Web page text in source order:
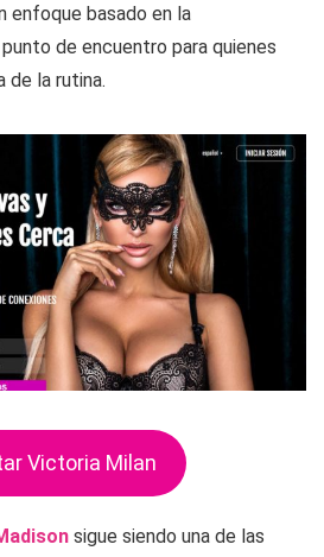
enfoque basado en la
de encuentro para quienes
de la rutina.
Victoria Milan
sigue siendo una de las